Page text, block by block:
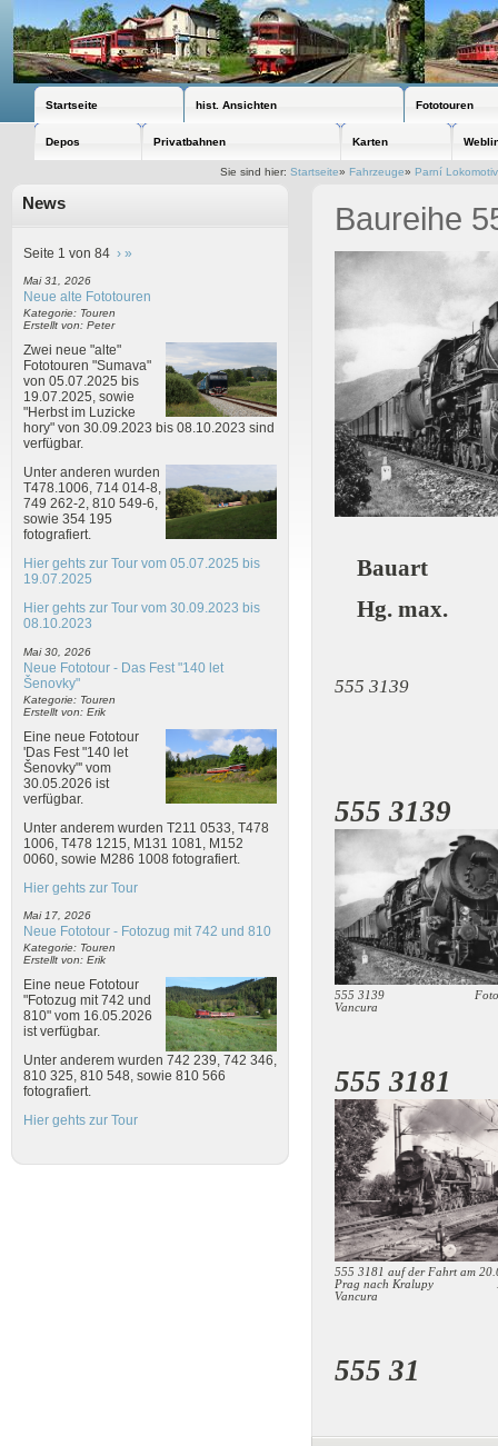
Startseite hist. Ansichten Fototouren
Depos Privatbahnen Karten
Sie sind hier:Startseite» Fahrzeuge» Parní Lokomotiv
News
Seite 1 von 84 › »
Mai 31, 2026
Neue alte Fototouren
Kategorie: Touren
Erstellt von: Peter
Zwei neue "alte"
Fototouren "Sumava"
von 05.07.2025 bis
19.07.2025, sowie
"Herbst im Luzicke
hory" von 30.09.2023 bis 08.10.2023 sind
verfügbar.
Unter anderen wurden
T478.1006, 714 014-8,
749 262-2, 810 549-6,
sowie 354 195
fotografiert.
Hier gehts zur Tour vom 05.07.2025 bis
19.07.2025
Hier gehts zur Tour vom 30.09.2023 bis
08.10.2023
Mai 30, 2026
Neue Fototour - Das Fest "140 let
Šenovky"
Kategorie: Touren
Erstellt von: Erik
Eine neue Fototour
'Das Fest "140 let
Šenovky"' vom
30.05.2026 ist
verfügbar.
Unter anderem wurden T211 0533, T478
1006, T478 1215, M131 1081, M152
0060, sowie M286 1008 fotografiert.
Hier gehts zur Tour
Mai 17, 2026
Neue Fototour - Fotozug mit 742 und 810
Kategorie: Touren
Erstellt von: Erik
Eine neue Fototour
"Fotozug mit 742 und
810" vom 16.05.2026
ist verfügbar.
Unter anderem wurden 742 239, 742 346,
810 325, 810 548, sowie 810 566
fotografiert.
Hier gehts zur Tour
Baureihe
Bauart :
Hg. max.
555 3139
555 3139
555 3139 Foto:
Vancura
555 3181
555 3181 auf der Fahrt am
Prag nach Kralupy
Vancura
555 31